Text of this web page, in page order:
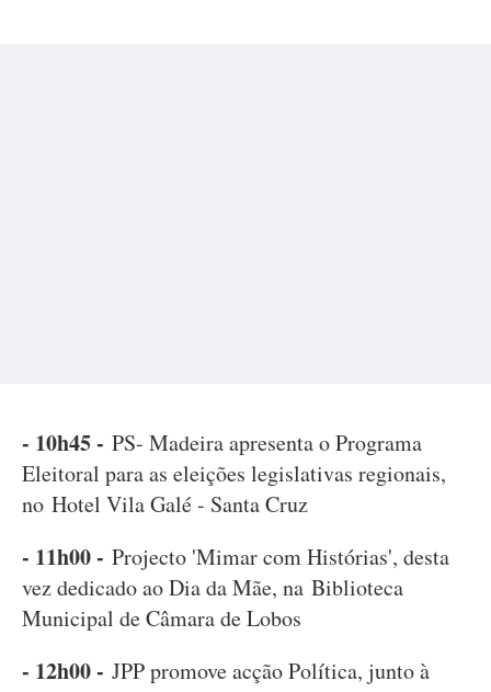
- 10h45 - PS- Madeira apresenta o Programa
Eleitoral para as eleições legislativas regionais,
no Hotel Vila Galé - Santa Cruz
- 11h00 - Projecto 'Mimar com Histórias', desta
vez dedicado ao Dia da Mãe, na Biblioteca
Municipal de Câmara de Lobos
- 12h00 - JPP promove acção Política, junto à